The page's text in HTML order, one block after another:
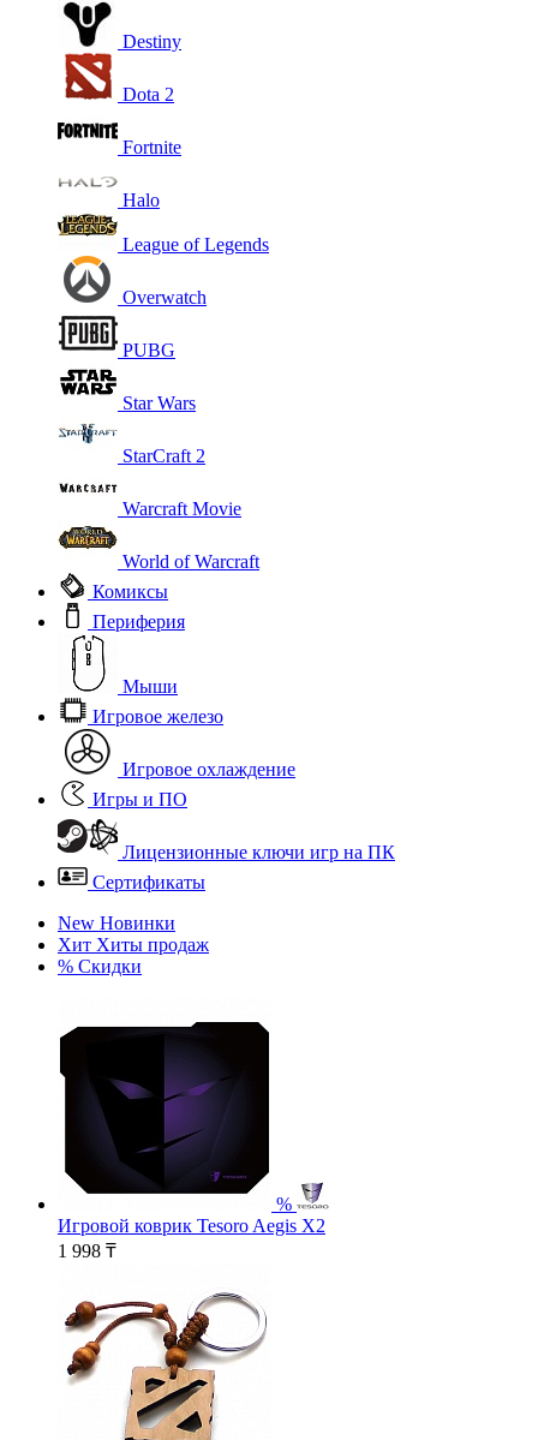
Destiny
Dota 2
Fortnite
Halo
League of Legends
Overwatch
PUBG
Star Wars
StarCraft 2
Warcraft Movie
World of Warcraft
Комиксы
Периферия
Мыши
Игровое железо
Игровое охлаждение
Игры и ПО
Лицензионные ключи игр на ПК
Сертификаты
New Новинки
Хит Хиты продаж
% Скидки
%
Игровой коврик Tesoro Aegis X2
1 998 ₸